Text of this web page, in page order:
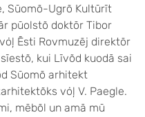
Sūomõ-Ugrõ Kultūrīt
pūolstõ doktōr Tibor
Ēsti Rovmuzēj direktōr
kui Līvõd kuodā sai
Sūomõ arhitekt
vȯļ V. Paegle.
mēbõl un amā mū